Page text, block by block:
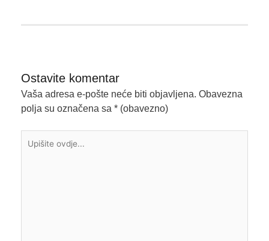
Ostavite komentar
Vaša adresa e-pošte neće biti objavljena. Obavezna
polja su označena sa * (obavezno)
ovdje...